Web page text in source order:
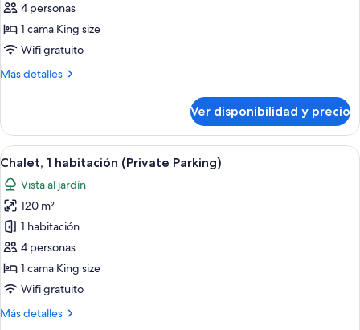
Suite,
1
habitación,
4 personas
1 cama King size
Wifi gratuito
Más detalles
Más
1
habitación,
cocina
Ver disponibilidad y precio
Ver
todas
las
fotos
de
Chalet,
1
habitación
(Private
Parking)
Una habitación de hotel moderna
10
Chalet, 1 habitación (Private Parking)
Vista al jardín
120 m²
1 habitación
4 personas
1 cama King size
Wifi gratuito
Más detalles
Más